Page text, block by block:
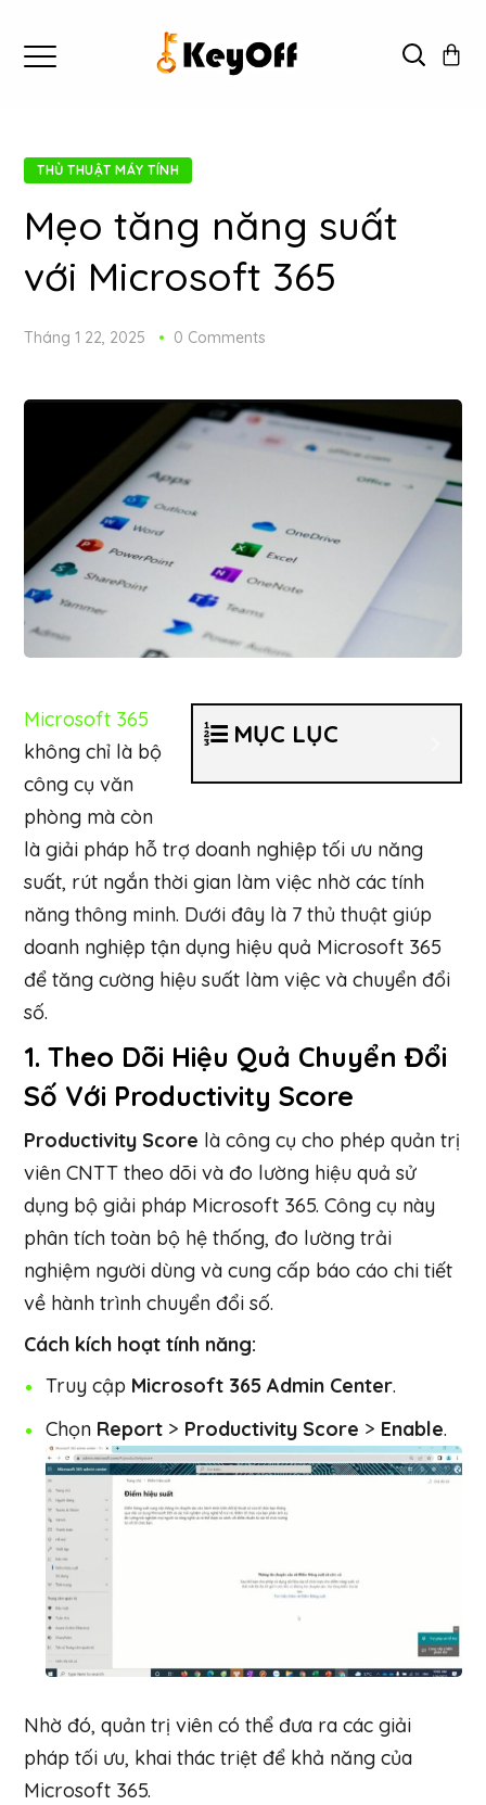
THỦ THUẬT MÁY TÍNH
Mẹo tăng năng suất
với Microsoft 365
Tháng 1 22, 2025 0 Comments
MỤC LỤC
Microsoft 365
không chỉ là bộ
công cụ văn
phòng mà còn
là giải pháp hỗ trợ doanh nghiệp tối ưu năng
suất, rút ngắn thời gian làm việc nhờ các tính
năng thông minh. Dưới đây là 7 thủ thuật giúp
doanh nghiệp tận dụng hiệu quả Microsoft 365
để tăng cường hiệu suất làm việc và chuyển đổi
số.
1.Theo Dõi Hiệu Quả Chuyển Đổi
Số Với Productivity Score
Productivity Score là công cụ cho phép quản trị
viên CNTT theo dõi và đo lường hiệu quả sử
dụng bộ giải pháp Microsoft 365. Công cụ này
phân tích toàn bộ hệ thống, đo lường trải
nghiệm người dùng và cung cấp báo cáo chi tiết
về hành trình chuyển đổi số.
Cách kích hoạt tính năng:
Truy cập Microsoft 365 Admin Center.
Chọn Report > Productivity Score > Enable.
Nhờ đó, quản trị viên có thể đưa ra các giải
pháp tối ưu, khai thác triệt để khả năng của
Microsoft 365.